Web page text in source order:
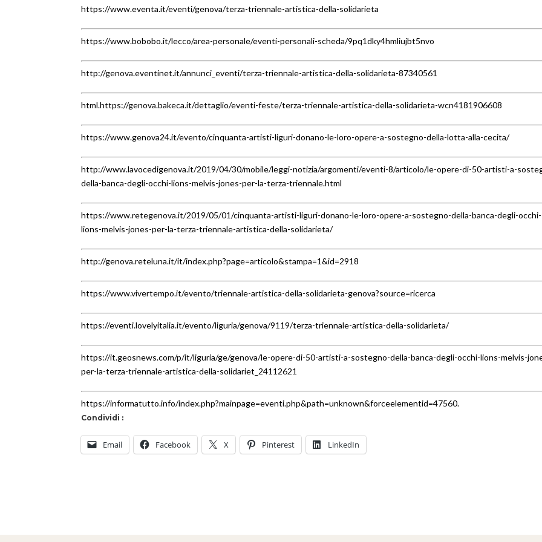
https://www.eventa.it/eventi/genova/terza-triennale-artistica-della-solidarieta
https://www.bobobo.it/lecco/area-personale/eventi-personali-scheda/9pq1dky4hmliujbt5nvo
http://genova.eventinet.it/annunci_eventi/terza-triennale-artistica-della-solidarieta-87340561
html.https://genova.bakeca.it/dettaglio/eventi-feste/terza-triennale-artistica-della-solidarieta-wcn4181906608
https://www.genova24.it/evento/cinquanta-artisti-liguri-donano-le-loro-opere-a-sostegno-della-lotta-alla-cecita/
http://www.lavocedigenova.it/2019/04/30/mobile/leggi-notizia/argomenti/eventi-8/articolo/le-opere-di-50-artisti-a-
della-banca-degli-occhi-lions-melvis-jones-per-la-terza-triennale.html
https://www.retegenova.it/2019/05/01/cinquanta-artisti-liguri-donano-le-loro-opere-a-sostegno-della-banca-degli-occhi-
lions-melvis-jones-per-la-terza-triennale-artistica-della-solidarieta/
http://genova.reteluna.it/it/index.php?page=articolo&stampa=1&id=2918
https://www.vivertempo.it/evento/triennale-artistica-della-solidarieta-genova?source=ricerca
https://eventi.lovelyitalia.it/evento/liguria/genova/9119/terza-triennale-artistica-della-solidarieta/
https://it.geosnews.com/p/it/liguria/ge/genova/le-opere-di-50-artisti-a-sostegno-della-banca-degli-occhi-lions-melvis-
per-la-terza-triennale-artistica-della-solidariet_24112621
https://informatutto.info/index.php?mainpage=eventi.php&path=unknown&forceelementid=47560.
Condividi :
Email Facebook X Pinterest LinkedIn